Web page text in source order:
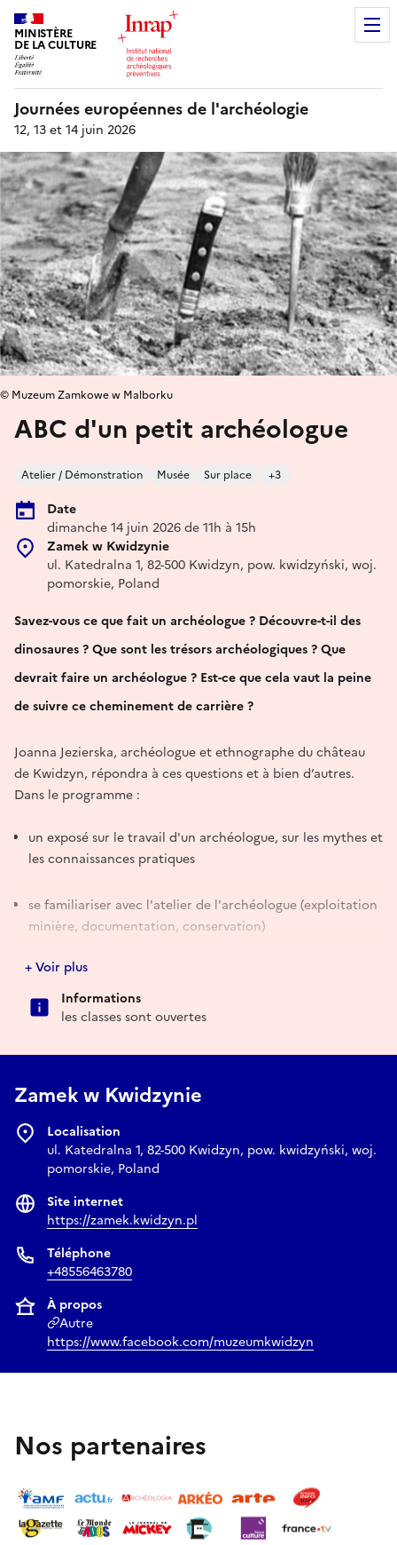
MINISTÈRE
DE LA CULTURE
Journées européennes de l'archéologie
12, 13 et 14 juin 2026
ABC d'un petit archéologue
Atelier / Démonstration Musée Sur place +3
Date
dimanche 14 juin 2026 de 11h à 15h
Zamek w Kwidzynie
ul. Katedralna 1, 82-500 Kwidzyn, pow. kwidzyński, woj.
pomorskie, Poland
© Muzeum Zamkowe w Malborku
Savez-vous ce que fait un archéologue ? Découvre-t-il des
dinosaures ? Que sont les trésors archéologiques ? Que
devrait faire un archéologue ? Est-ce que cela vaut la peine
de suivre ce cheminement de carrière ?
Joanna Jezierska, archéologue et ethnographe du château
de Kwidzyn, répondra à ces questions et à bien d’autres.
Dans le programme :
un exposé sur le travail d'un archéologue, sur les mythes et
les connaissances pratiques
se familiariser avec l'atelier de l'archéologue (exploitation
minière, documentation, conservation)
découvrez différents trésors archéologiques
des jeux de fitness pour les plus jeunes (y compris la
décoration de céramiques vasculaires dans le cadre de
l'archéologie expérimentale
+ Voir plus
Informations
les classes sont ouvertes
Zamek w Kwidzynie
Localisation
ul. Katedralna 1, 82-500 Kwidzyn, pow. kwidzyński, woj.
pomorskie, Poland
Site internet
https://zamek.kwidzyn.pl
Téléphone
+48556463780
À propos
Autre
https://www.facebook.com/muzeumkwidzyn
Nos partenaires